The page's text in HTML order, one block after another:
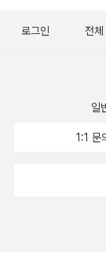
아니니까. 오히
같은 거 아닐까
현에 어쩜 이리
의 반응과 태도
엄청 많거나 엘
자 교실에 남아
해야 하는 경우
도구로 가득 찬
타야할때버스
로그인 전
일
1:1 문